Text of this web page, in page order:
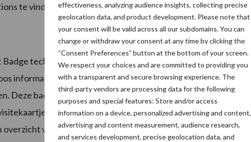
effectiveness, analyzing audience insights, collecting precise
geolocation data, and product development. Please note that
your consent will be valid across all our subdomains. You can
change or withdraw your consent at any time by clicking the
“Consent Preferences” button at the bottom of your screen.
We respect your choices and are committed to providing you
with a transparent and secure browsing experience. The
third-party vendors are processing data for the following
purposes and special features: Store and/or access
information on a device, personalized advertising and content,
advertising and content measurement, audience research,
and services development, precise geolocation data, and
te vinden.”
technologie die toegepast is op Easyfairs beurzen,
informatie op de stands van exposanten te scannen en zal nu
Deze badge biedt een digitaal alternatief voor het schudden
Na afloop van het beursbezoek ontvangt de
van alle exposanten die hij of zij gescand heeft.